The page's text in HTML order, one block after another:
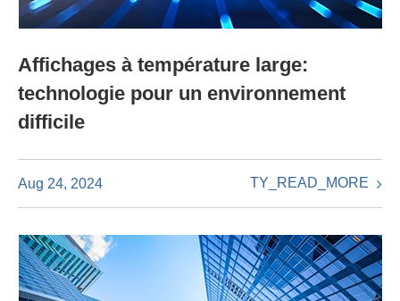
Affichages à température large:
technologie pour un environnement
difficile
Aug 24, 2024 TY_READ_MORE